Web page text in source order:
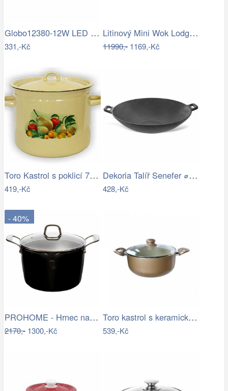
Globo12380-12W LED stropní svítidlo…
331,-Kč
Litinový Mini Wok Lodge 23 cm
11990,-1169,-Kč
Toro Kastrol s poklicí 7 l béžový
419,-Kč
Dekoria Talíř Senefer ⌀28cm, ⌀ 28 cm
428,-Kč
- 40%
PROHOME - Hrnec na špagety 24cm Black
2170,-1300,-Kč
Toro kastrol s keramickým povrchem…
539,-Kč